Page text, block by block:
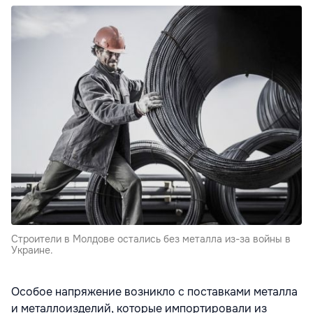
Строители в Молдове остались без металла из-за войны в
Украине.
Особое напряжение возникло с поставками металла
и металлоизделий, которые импортировали из